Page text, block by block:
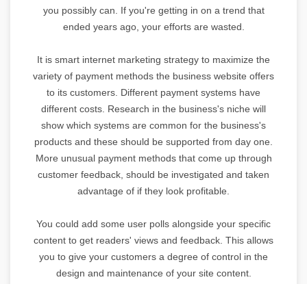
you possibly can. If you're getting in on a trend that
ended years ago, your efforts are wasted.
It is smart internet marketing strategy to maximize the
variety of payment methods the business website offers
to its customers. Different payment systems have
different costs. Research in the business's niche will
show which systems are common for the business's
products and these should be supported from day one.
More unusual payment methods that come up through
customer feedback, should be investigated and taken
advantage of if they look profitable.
You could add some user polls alongside your specific
content to get readers' views and feedback. This allows
you to give your customers a degree of control in the
design and maintenance of your site content.